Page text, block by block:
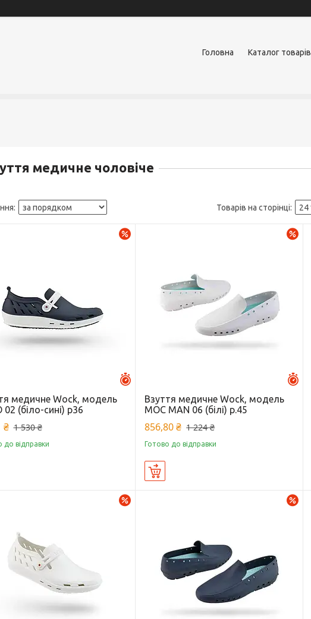
Головна Каталог товарів
медичне чоловіче
медичне Wock, модель
02 (біло-сині) р36
₴ 1 530 ₴
до відправки
Взуття медичне Wock, модель
MOC MAN 06 (білі) р.45
856,80 ₴ 1 224 ₴
Готово до відправки